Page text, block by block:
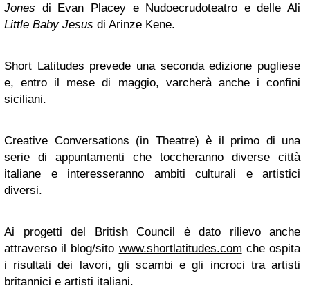
Jones di Evan Placey e Nudoecrudoteatro e delle Ali
Little Baby Jesus di Arinze Kene.
Short Latitudes prevede una seconda edizione pugliese
e, entro il mese di maggio, varcherà anche i confini
siciliani.
Creative Conversations (in Theatre) è il primo di una
serie di appuntamenti che toccheranno diverse città
italiane e interesseranno ambiti culturali e artistici
diversi.
Ai progetti del British Council è dato rilievo anche
attraverso il blog/sito www.shortlatitudes.com che ospita
i risultati dei lavori, gli scambi e gli incroci tra artisti
britannici e artisti italiani.